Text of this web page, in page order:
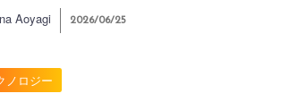
Aoyagi 2026/06/25
ノロジー